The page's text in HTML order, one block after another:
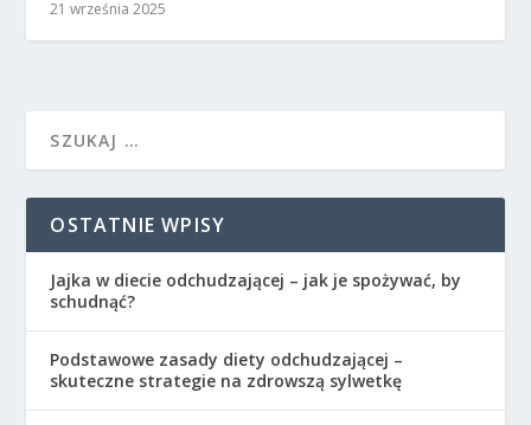
21 września 2025
OSTATNIE WPISY
Jajka w diecie odchudzającej – jak je spożywać, by
schudnąć?
Podstawowe zasady diety odchudzającej –
skuteczne strategie na zdrowszą sylwetkę